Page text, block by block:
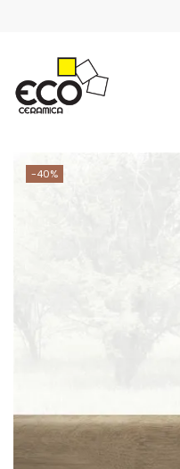
-40%